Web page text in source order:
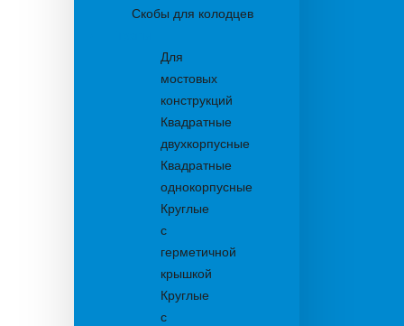
Скобы для колодцев
Для
мостовых
конструкций
Квадратные
двухкорпусные
Квадратные
однокорпусные
Круглые
с
герметичной
крышкой
Круглые
с